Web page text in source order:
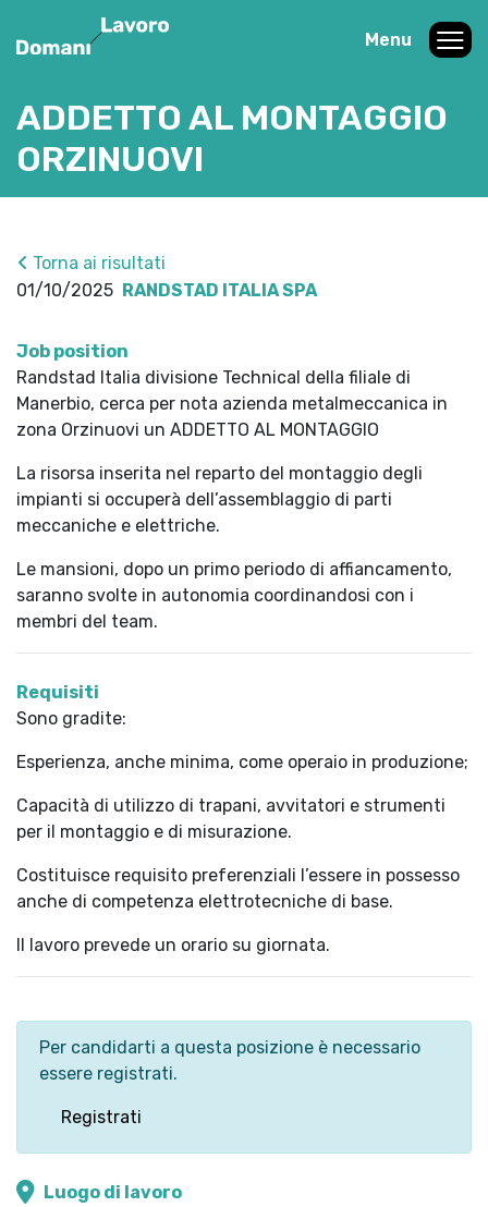
Menu
ADDETTO AL MONTAGGIO
ORZINUOVI
Torna ai risultati
01/10/2025 RANDSTAD ITALIA SPA
Job position
Randstad Italia divisione Technical della filiale di
Manerbio, cerca per nota azienda metalmeccanica in
zona Orzinuovi un ADDETTO AL MONTAGGIO
La risorsa inserita nel reparto del montaggio degli
impianti si occuperà dell’assemblaggio di parti
meccaniche e elettriche.
Le mansioni, dopo un primo periodo di affiancamento,
saranno svolte in autonomia coordinandosi con i
membri del team.
Requisiti
Sono gradite:
Esperienza, anche minima, come operaio in produzione;
Capacità di utilizzo di trapani, avvitatori e strumenti
per il montaggio e di misurazione.
Costituisce requisito preferenziali l’essere in possesso
anche di competenza elettrotecniche di base.
Il lavoro prevede un orario su giornata.
Per candidarti a questa posizione è necessario
essere registrati.
Registrati
Luogo di lavoro